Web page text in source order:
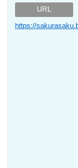
URL
https://